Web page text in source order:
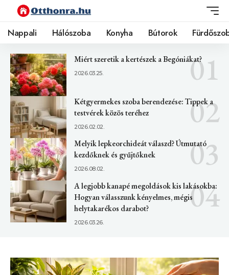
Nappali Hálószoba Konyha Bútorok
Miért szeretik a kertészek a Begóniákat?
2026.03.25.
Kétgyermekes szoba berendezése: Tippek a
testvérek közös teréhez
2026.02.02.
Melyik lepkeorchideát válaszd? Útmutató
kezdőknek és gyűjtőknek
2026.08.02.
A legjobb kanapé megoldások kis lakásokba:
Hogyan válasszunk kényelmes, mégis
helytakarékos darabot?
2026.03.26.